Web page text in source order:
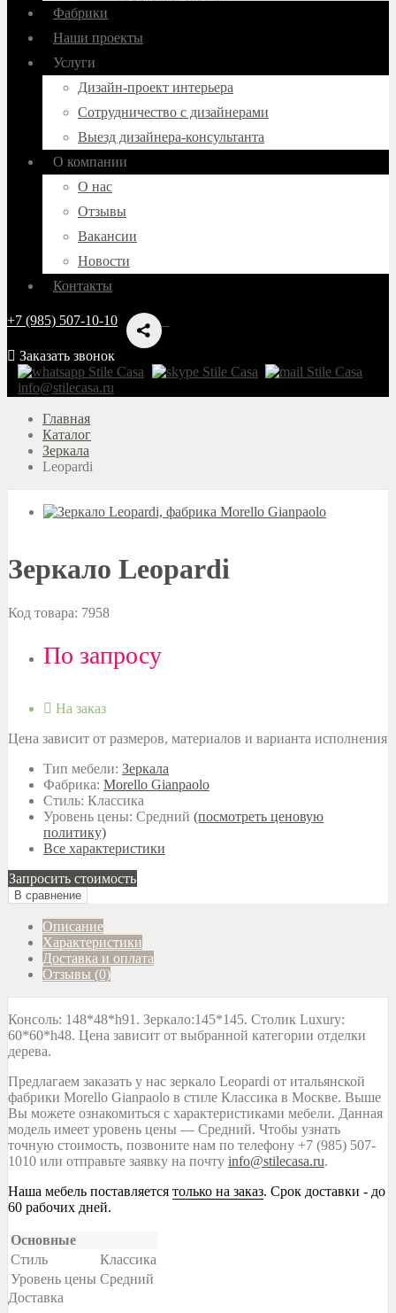
Фабрики
Наши проекты
Услуги
Дизайн-проект интерьера
Сотрудничество с дизайнерами
Выезд дизайнера-консультанта
О компании
О нас
Отзывы
Вакансии
Новости
Контакты
+7 (985) 507-10-10
Заказать звонок
info@stilecasa.ru
Главная
Каталог
Зеркала
Leopardi
Зеркало Leopardi
Код товара: 7958
По запросу
На заказ
Цена зависит от размеров, материалов и варианта исполнения
Тип мебели: Зеркала
Фабрика: Morello Gianpaolo
Стиль: Классика
Уровень цены: Средний (посмотреть ценовую
политику)
Все характеристики
Запросить стоимость
В сравнение
Описание
Характеристики
Доставка и оплата
Отзывы (0)
Консоль: 148*48*h91. Зеркало:145*145. Столик Luxury:
60*60*h48. Цена зависит от выбранной категории отделки
дерева.
Предлагаем заказать у нас зеркало Leopardi от итальянской
фабрики Morello Gianpaolo в стиле Классика в Москве. Выше
Вы можете ознакомиться с характеристиками мебели. Данная
модель имеет уровень цены — Средний. Чтобы узнать
точную стоимость, позвоните нам по телефону +7 (985) 507-
1010 или отправьте заявку на почту info@stilecasa.ru.
Наша мебель поставляется только на заказ. Срок доставки - до
60 рабочих дней.
Основные
Стиль
Классика
Уровень цены Средний
Доставка